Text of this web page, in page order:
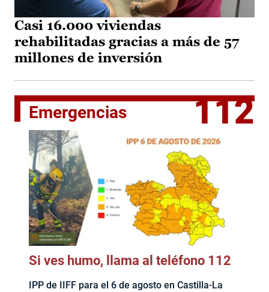
Casi 16.000 viviendas
rehabilitadas gracias a más de 57
millones de inversión
Emergencias 112
Si ves humo, llama al teléfono 112
IPP de IIFF para el 6 de agosto en Castilla-La